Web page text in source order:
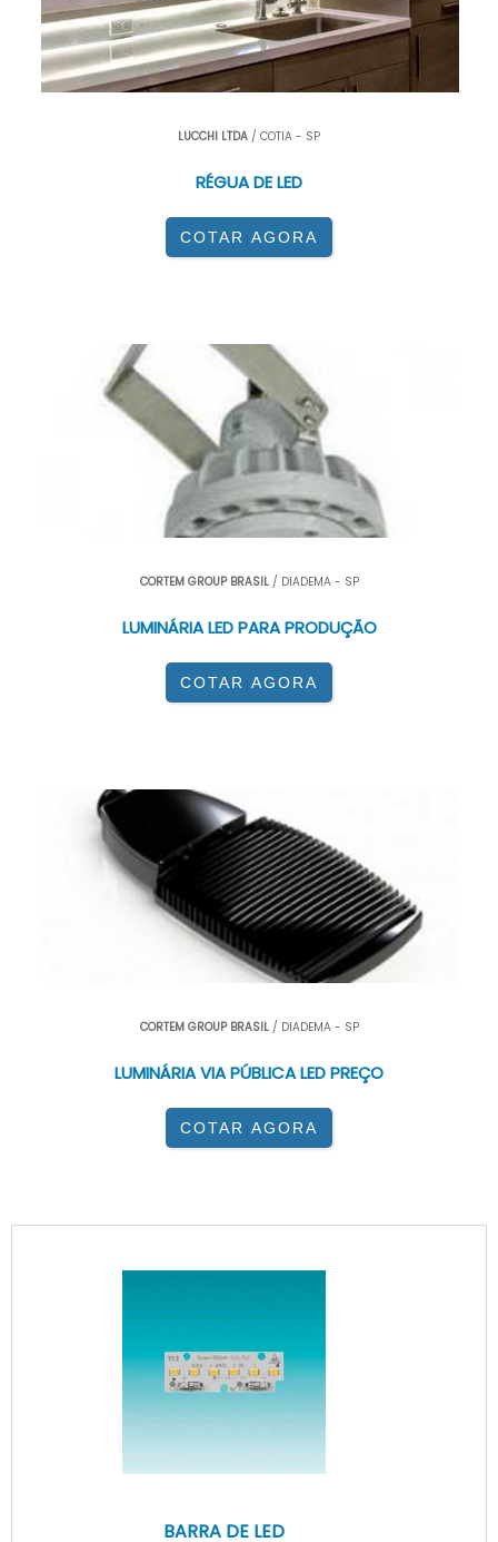
LUCCHI LTDA / COTIA - SP
RÉGUA DE LED
COTAR AGORA
CORTEM GROUP BRASIL/ DIADEMA - SP
LUMINÁRIA LED PARA PRODUÇÃO
COTAR AGORA
CORTEM GROUP BRASIL/ DIADEMA - SP
LUMINÁRIA VIA PÚBLICA LED PREÇO
COTAR AGORA
BARRA DE LED